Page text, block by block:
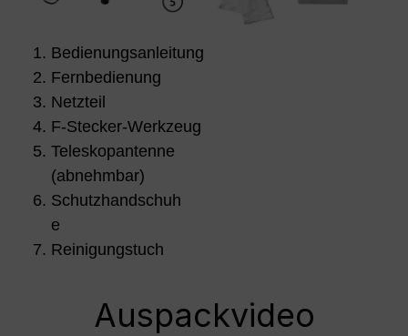
Bedienungsanleitung
Fernbedienung
Netzteil
F-Stecker-Werkzeug
Teleskopantenne
(abnehmbar)
Schutzhandschuh
e
Reinigungstuch
Auspackvideo